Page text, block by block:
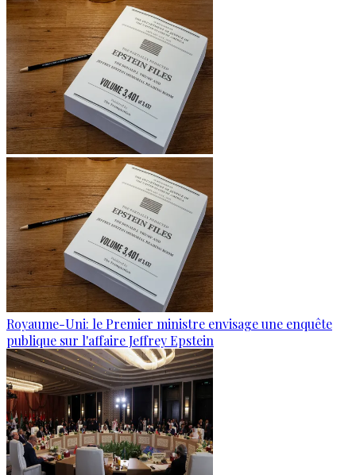
Royaume-Uni: le Premier ministre envisage une enquête
publique sur l'affaire Jeffrey Epstein